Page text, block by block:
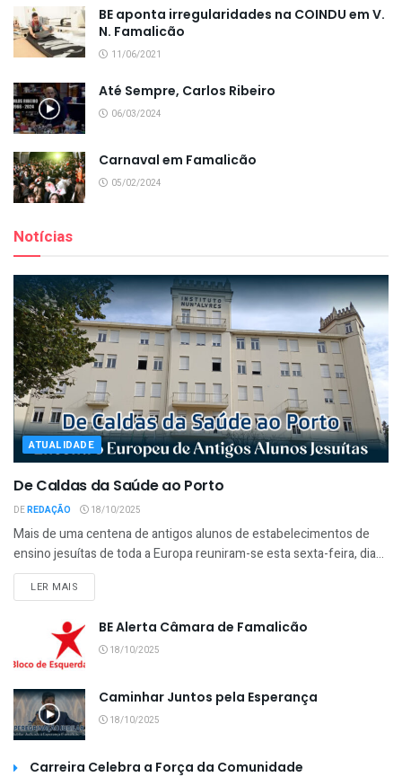
BE aponta irregularidades na COINDU em V.
N. Famalicão
11/06/2021
Até Sempre, Carlos Ribeiro
06/03/2024
Carnaval em Famalicão
05/02/2024
Notícias
ATUALIDADE
De Caldas da Saúde ao Porto
DEREDAÇÃO 18/10/2025
Mais de uma centena de antigos alunos de estabelecimentos de
ensino jesuítas de toda a Europa reuniram-se esta sexta-feira, dia...
LER MAIS
BE Alerta Câmara de Famalicão
18/10/2025
Caminhar Juntos pela Esperança
18/10/2025
Carreira Celebra a Força da Comunidade